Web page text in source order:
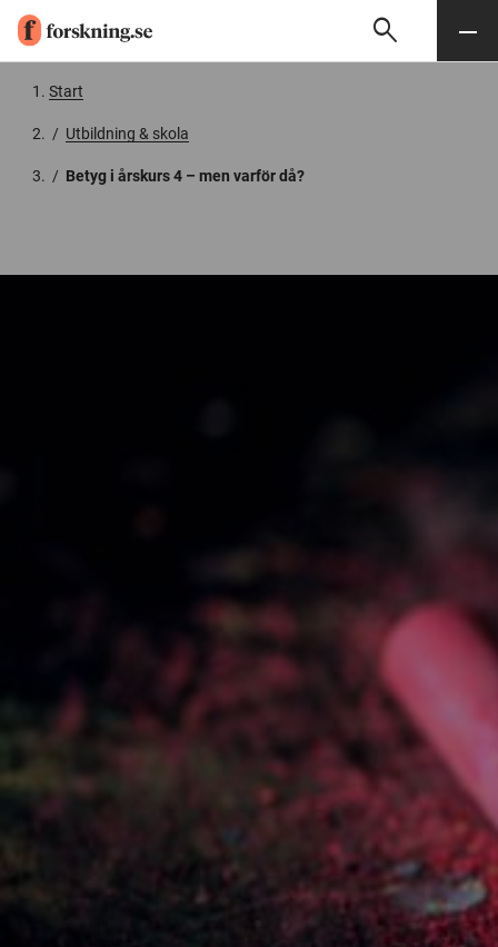
Söksearch Meny
Start
/ Utbildning & skola
/ Betyg i årskurs 4 – men varför då?